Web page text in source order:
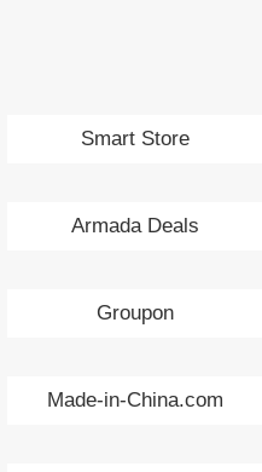
Smart Store
Armada Deals
Groupon
Made-in-China.com